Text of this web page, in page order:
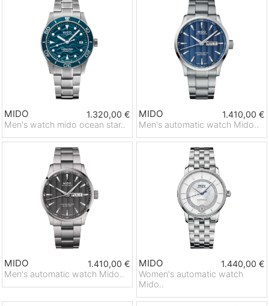
MIDO
1.320,00 €
Men's watch mido ocean star..
MIDO
1.410,00 €
Men's automatic watch Mido..
MIDO
1.410,00 €
Men's automatic watch Mido..
MIDO
1.440,00 €
Women's automatic watch
Mido..